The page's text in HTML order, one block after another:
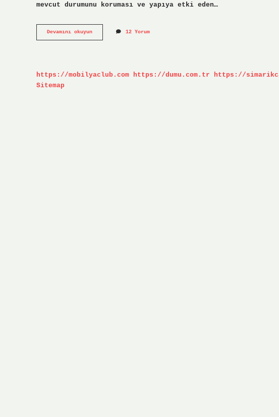
mevcut durumunu koruması ve yapıya etki eden…
Devamını okuyunRijit
Çalışma
12 Yorum
https://mobilyaclub.com https://dumu.com.tr https://
Sitemap